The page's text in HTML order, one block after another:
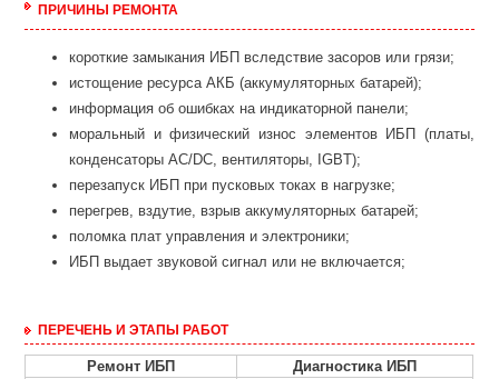
ПРИЧИНЫ РЕМОНТА
короткие замыкания ИБП вследствие засоров или грязи;
истощение ресурса АКБ (аккумуляторных батарей);
информация об ошибках на индикаторной панели;
моральный и физический износ элементов ИБП (платы,
конденсаторы AC/DC, вентиляторы, IGBT);
перезапуск ИБП при пусковых токах в нагрузке;
перегрев, вздутие, взрыв аккумуляторных батарей;
поломка плат управления и электроники;
ИБП выдает звуковой сигнал или не включается;
ПЕРЕЧЕНЬ И ЭТАПЫ РАБОТ
Ремонт ИБП Диагностика ИБП